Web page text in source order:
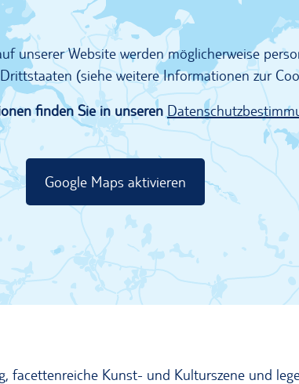
unserer Website werden möglicherweise
(siehe weitere Informationen zur
finden Sie in unseren
Google Maps aktivieren
facettenreiche Kunst- und Kulturszene und